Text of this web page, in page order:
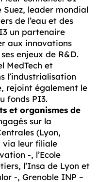
leader mondial
de l’eau et des
un partenaire
aux innovations
enjeux de R&D.
MedTech et
l’industrialisation
rejoint également le
fonds PI3.
et organismes de
sur la
(Lyon,
via leur filiale
-, l’Ecole
l’Insa de Lyon et
-, Grenoble INP –